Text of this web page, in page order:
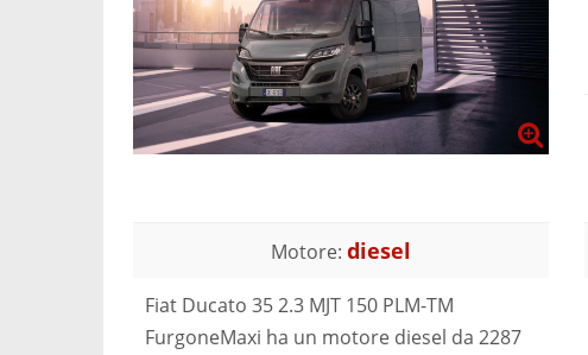
Motore: diesel
Fiat Ducato 35 2.3 MJT 150 PLM-TM
FurgoneMaxi ha un motore diesel da 2287